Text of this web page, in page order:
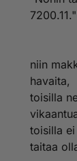
7200.11."
niin
havaita,
toisilla
toisilla
taitaa